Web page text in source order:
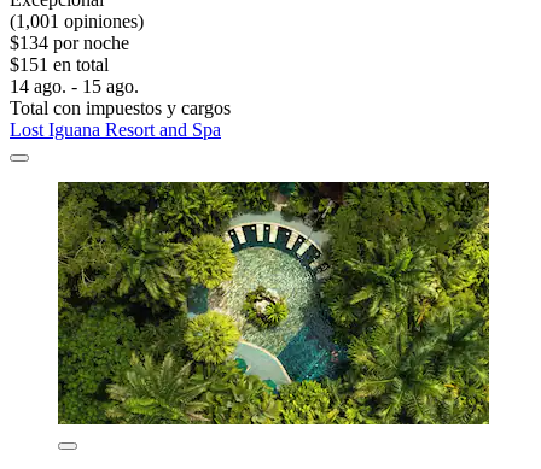
(1,001 opiniones)
$134 por noche
$151 en total
14 ago. - 15 ago.
Total con impuestos y cargos
Lost Iguana Resort and Spa